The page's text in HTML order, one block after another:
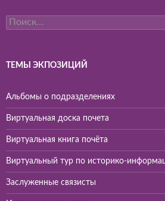
Найти:
ТЕМЫ ЭКПОЗИЦИЙ
Альбомы о подразделениях
Виртуальная доска почета
Виртуальная книга почёта
Виртуальный тур по историко-
Заслуженные связисты